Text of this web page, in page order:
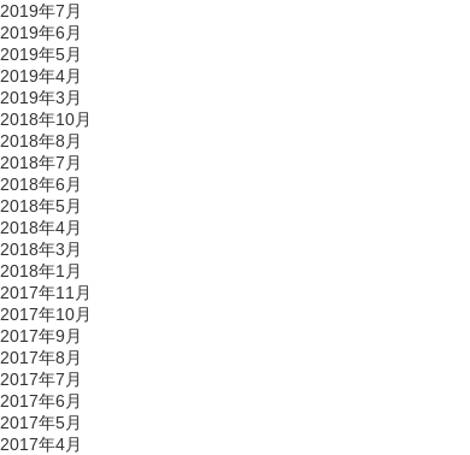
2019年7月
2019年6月
2019年5月
2019年4月
2019年3月
2018年10月
2018年8月
2018年7月
2018年6月
2018年5月
2018年4月
2018年3月
2018年1月
2017年11月
2017年10月
2017年9月
2017年8月
2017年7月
2017年6月
2017年5月
2017年4月